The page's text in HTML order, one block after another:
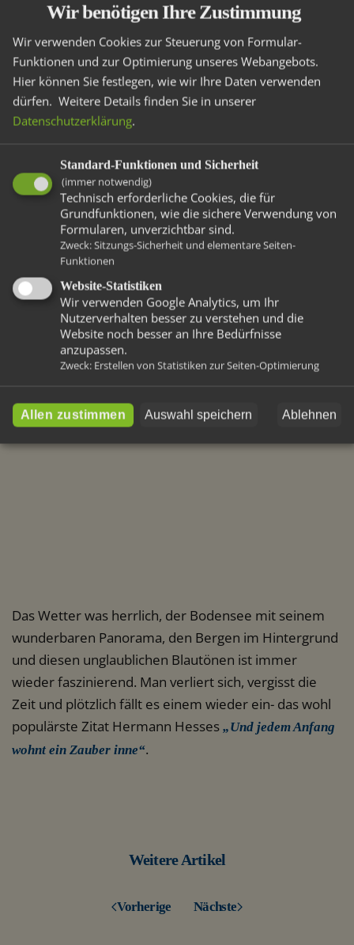
Das Wetter was herrlich, der Bodensee mit seinem
wunderbaren Panorama, den Bergen im Hintergrund
und diesen unglaublichen Blautönen ist immer
wieder faszinierend. Man verliert sich, vergisst die
Zeit und plötzlich fällt es einem wieder ein- das wohl
populärste Zitat Hermann Hesses „Und jedem Anfang
wohnt ein Zauber inne“.
Weitere Artikel
Vorherige Nächste
Wir benötigen Ihre Zustimmung
Wir verwenden Cookies zur Steuerung von Formular-
Funktionen und zur Optimierung unseres Webangebots.
Hier können Sie festlegen, wie wir Ihre Daten verwenden
dürfen. Weitere Details finden Sie in unserer
Datenschutzerklärung.
Standard-Funktionen und Sicherheit
(immer notwendig)
Technisch erforderliche Cookies, die für
Grundfunktionen, wie die sichere Verwendung von
Formularen, unverzichtbar sind.
Zweck:Sitzungs-Sicherheit und elementare Seiten-
Funktionen
Website-Statistiken
Wir verwenden Google Analytics, um Ihr
Nutzerverhalten besser zu verstehen und die
Website noch besser an Ihre Bedürfnisse
anzupassen.
Zweck: Erstellen von Statistiken zur Seiten-Optimierung
Allen zustimmen Auswahl speichern Ablehnen